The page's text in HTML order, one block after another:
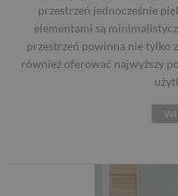
przestrzeń jednocześnie
elementami są
przestrzeń powinna nie tylko
również oferować najwyższy